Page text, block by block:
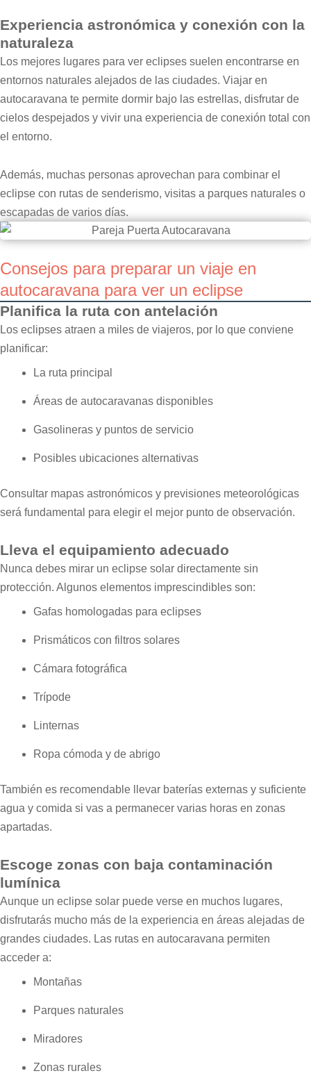
Experiencia astronómica y conexión con la
naturaleza
Los mejores lugares para ver eclipses suelen encontrarse en
entornos naturales alejados de las ciudades. Viajar en
autocaravana te permite dormir bajo las estrellas, disfrutar de
cielos despejados y vivir una experiencia de conexión total con
el entorno.
Además, muchas personas aprovechan para combinar el
eclipse con rutas de senderismo, visitas a parques naturales o
escapadas de varios días.
Consejos para preparar un viaje en
autocaravana para ver un eclipse
Planifica la ruta con antelación
Los eclipses atraen a miles de viajeros, por lo que conviene
planificar:
La ruta principal
Áreas de autocaravanas disponibles
Gasolineras y puntos de servicio
Posibles ubicaciones alternativas
Consultar mapas astronómicos y previsiones meteorológicas
será fundamental para elegir el mejor punto de observación.
Lleva el equipamiento adecuado
Nunca debes mirar un eclipse solar directamente sin
protección. Algunos elementos imprescindibles son:
Gafas homologadas para eclipses
Prismáticos con filtros solares
Cámara fotográfica
Trípode
Linternas
Ropa cómoda y de abrigo
También es recomendable llevar baterías externas y suficiente
agua y comida si vas a permanecer varias horas en zonas
apartadas.
Escoge zonas con baja contaminación
lumínica
Aunque un eclipse solar puede verse en muchos lugares,
disfrutarás mucho más de la experiencia en áreas alejadas de
grandes ciudades. Las rutas en autocaravana permiten
acceder a:
Montañas
Parques naturales
Miradores
Zonas rurales